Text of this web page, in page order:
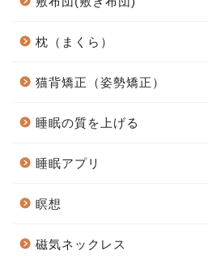
枕（まくら）
猫背矯正（姿勢矯正）
睡眠の質を上げる
睡眠アプリ
瞑想
磁気ネックレス